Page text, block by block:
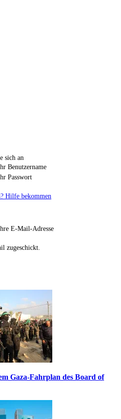
sich an
Benutzername
Passwort
Hilfe bekommen
E-Mail-Adresse
zugeschickt.
Gaza-Fahrplan des Board of